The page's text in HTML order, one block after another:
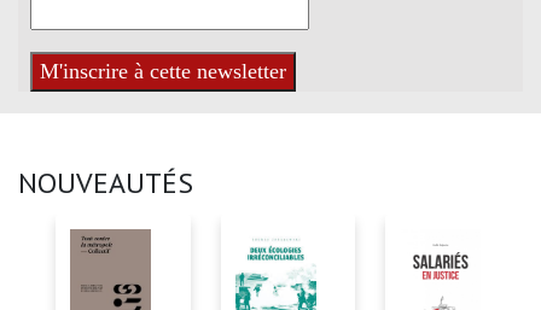
NOUVEAUTÉS